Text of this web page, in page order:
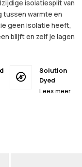
isolatiesplit van
tussen warmte en
geen isolatie heeft,
blijft en zelf je lagen
Solution
Dyed
Lees meer